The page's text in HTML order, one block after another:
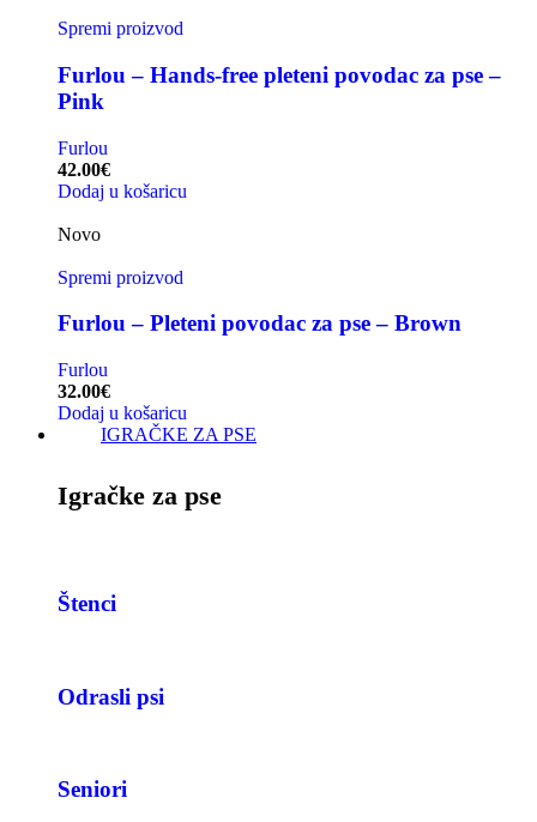
Spremi proizvod
Furlou – Hands-free pleteni povodac za pse –
Pink
Furlou
42.00€
Dodaj u košaricu
Novo
Spremi proizvod
Furlou – Pleteni povodac za pse – Brown
Furlou
32.00€
Dodaj u košaricu
IGRAČKE ZA PSE
Igračke za pse
Štenci
Odrasli psi
Seniori